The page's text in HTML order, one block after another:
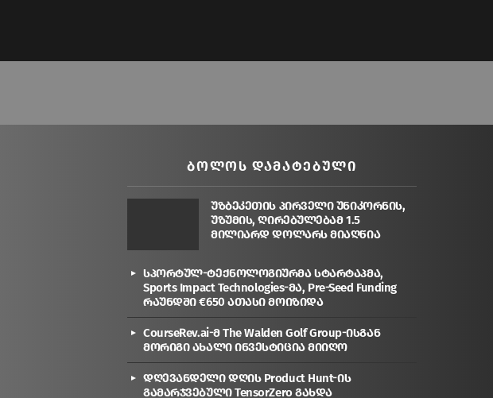
ᲑᲝᲚᲝᲡ ᲓᲐᲛᲐᲢᲔᲑᲣᲚᲘ
უზბეკეთის პირველი უნიკორნის,
უზუმის, ღირებულებამ 1.5
მილიარდ დოლარს მიაღწია
სპორტულ-ტექნოლოგიურმა სტარტაპმა,
Sports Impact Technologies-მა, Pre-Seed Funding
რაუნდში €650 ათასი მოიზიდა
CourseRev.ai-მ The Walden Golf Group-ისგან
მორიგი ახალი ინვესტიცია მიიღო
დღევანდელი დღის Product Hunt-ის
გამარჯვებული TensorZero გახდა